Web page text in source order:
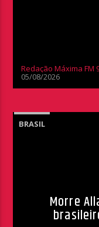
Redação Máxima FM
05/08/2026
BRASIL
Morre